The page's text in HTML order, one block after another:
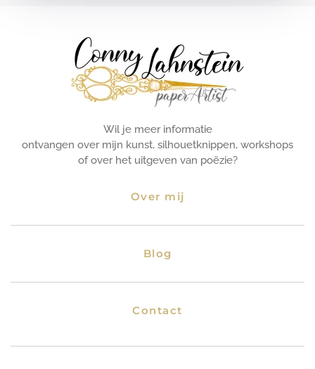
Wil je meer informatie
ontvangen over mijn kunst, silhouetknippen, workshops
of over het uitgeven van poëzie?
Over mij
Blog
Contact